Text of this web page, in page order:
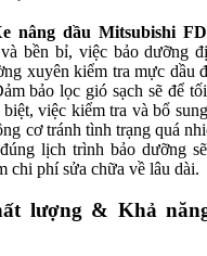
nâng dầu Mitsubishi
bền bỉ, việc bảo dưỡng
xuyên kiểm tra mực dầu
bảo lọc gió sạch sẽ để
việc kiểm tra và bổ
cơ tránh tình trạng quá
lịch trình bảo dưỡng
chi phí sửa chữa về lâu dài.
lượng & Khả